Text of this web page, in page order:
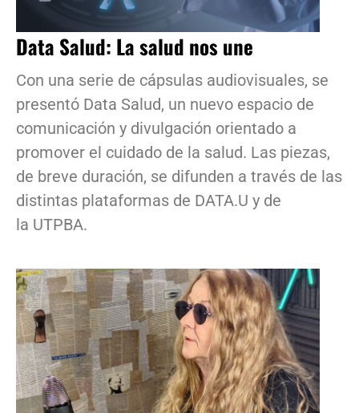
Data Salud: La salud nos une
Con una serie de cápsulas audiovisuales, se
presentó Data Salud, un nuevo espacio de
comunicación y divulgación orientado a
promover el cuidado de la salud. Las piezas,
de breve duración, se difunden a través de las
distintas plataformas de DATA.U y de
la UTPBA.